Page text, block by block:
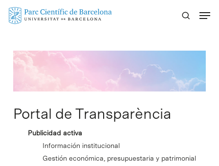
Skip
Portal de Transparència
Publicidad activa
Información institucional
Gestión económica, presupuestaria y patrimonial